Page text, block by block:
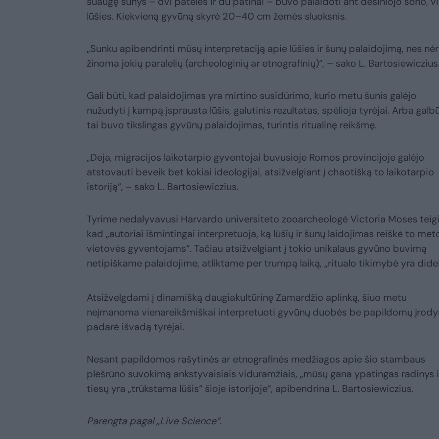
lūšies. Kiekvieną gyvūną skyrė 20–40 cm žemės sluoksnis.
„Sunku apibendrinti mūsų interpretaciją apie lūšies ir šunų palaidojimą, nes
žinoma jokių paralelių (archeologinių ar etnografinių)“, – sako L. Bartosiewiczius.
Gali būti, kad palaidojimas yra mirtino susidūrimo, kurio metu šunis galėjo
nužudyti į kampą įsprausta lūšis, galutinis rezultatas, spėlioja tyrėjai. Arba
tai buvo tikslingas gyvūnų palaidojimas, turintis ritualinę reikšmę.
„Deja, migracijos laikotarpio gyventojai buvusioje Romos provincijoje galėjo
atstovauti beveik bet kokiai ideologijai, atsižvelgiant į chaotišką to laikotarpio
istoriją“, – sako L. Bartosiewiczius.
Tyrime nedalyvavusi Harvardo universiteto zooarcheologė Victoria Moses
kad „autoriai išmintingai interpretuoja, ką lūšių ir šunų laidojimas reiškė to
vietovės gyventojams“. Tačiau atsižvelgiant į tokio unikalaus gyvūno buvimą
netipiškame palaidojime, atliktame per trumpą laiką, „ritualo tikimybė yra
Atsižvelgdami į dinamišką daugiakultūrinę Zamardžio aplinką, šiuo metu
neįmanoma vienareikšmiškai interpretuoti gyvūnų duobės be papildomų
padarė išvadą tyrėjai.
Nesant papildomos rašytinės ar etnografinės medžiagos apie šio stambaus
plėšrūno suvokimą ankstyvaisiais viduramžiais, „mūsų gana ypatingas radinys
tiesų yra „trūkstama lūšis“ šioje istorijoje“, apibendrina L. Bartosiewiczius.
Parengta pagal „Live Science“.